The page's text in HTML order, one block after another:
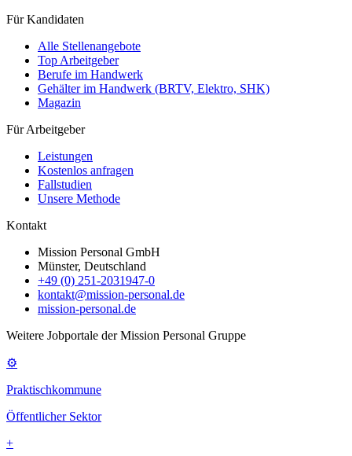
Für Kandidaten
Alle Stellenangebote
Top Arbeitgeber
Berufe im Handwerk
Gehälter im Handwerk (BRTV, Elektro, SHK)
Magazin
Für Arbeitgeber
Leistungen
Kostenlos anfragen
Fallstudien
Unsere Methode
Kontakt
Mission Personal GmbH
Münster, Deutschland
+49 (0) 251-2031947-0
kontakt@mission-personal.de
mission-personal.de
Weitere Jobportale der Mission Personal Gruppe
⚙
Praktischkommune
Öffentlicher Sektor
+